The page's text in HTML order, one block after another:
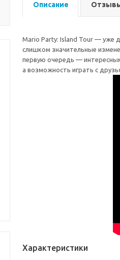
Описание
Mario Party: Island Tour — уже
слишком значительные
первую очередь —
а возможность играть с
Характеристики